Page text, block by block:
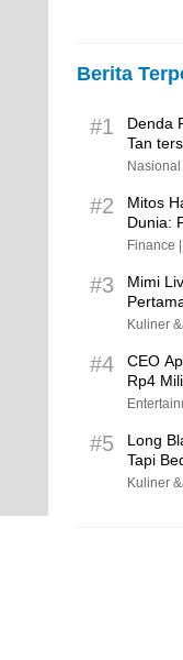
Berita
#1
Denda
Tan
Nasional |
#2
Mitos
Dunia:
Finance |
#3
Mimi
Kuliner
#4
CEO
Rp4
#5
Long
Tapi
Kuliner